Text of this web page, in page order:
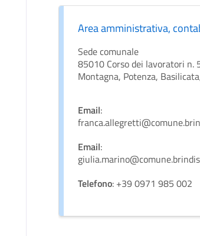
Area amministrativa,
Sede comunale
85010 Corso dei lavoratori n.
Montagna, Potenza,
Email:
Email:
Telefono: +39 0971 985 002